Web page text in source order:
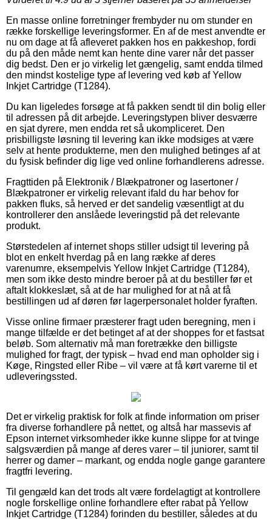
En masse online forretninger frembyder nu om stunder en
række forskellige leveringsformer. En af de mest anvendte er
nu om dage at få afleveret pakken hos en pakkeshop, fordi
du på den måde nemt kan hente dine varer når det passer
dig bedst. Den er jo virkelig let gængelig, samt endda tilmed
den mindst kostelige type af levering ved køb af Yellow
Inkjet Cartridge (T1284).
Du kan ligeledes forsøge at få pakken sendt til din bolig eller
til adressen på dit arbejde. Leveringstypen bliver desværre
en sjat dyrere, men endda ret så ukompliceret. Den
prisbilligste løsning til levering kan ikke modsiges at være
selv at hente produkterne, men den mulighed betinges af at
du fysisk befinder dig lige ved online forhandlerens adresse.
Fragttiden på Elektronik / Blækpatroner og lasertoner /
Blækpatroner er virkelig relevant ifald du har behov for
pakken fluks, så herved er det sandelig væsentligt at du
kontrollerer den anslåede leveringstid på det relevante
produkt.
Størstedelen af internet shops stiller udsigt til levering på
blot en enkelt hverdag på en lang række af deres
varenumre, eksempelvis Yellow Inkjet Cartridge (T1284),
men som ikke desto mindre beroer på at du bestiller før et
aftalt klokkeslæt, så at de har mulighed for at nå at få
bestillingen ud af døren før lagerpersonalet holder fyraften.
Visse online firmaer præsterer fragt uden beregning, men i
mange tilfælde er det betinget af at der shoppes for et fastsat
beløb. Som alternativ må man foretrække den billigste
mulighed for fragt, der typisk – hvad end man opholder sig i
Køge, Ringsted eller Ribe – vil være at få kørt varerne til et
udleveringssted.
Det er virkelig praktisk for folk at finde information om priser
fra diverse forhandlere på nettet, og altså har massevis af
Epson internet virksomheder ikke kunne slippe for at tvinge
salgsværdien på mange af deres varer – til juniorer, samt til
herrer og damer – markant, og endda nogle gange garantere
fragtfri levering.
Til gengæld kan det trods alt være fordelagtigt at kontrollere
nogle forskellige online forhandlere efter rabat på Yellow
Inkjet Cartridge (T1284) forinden du bestiller, således at du